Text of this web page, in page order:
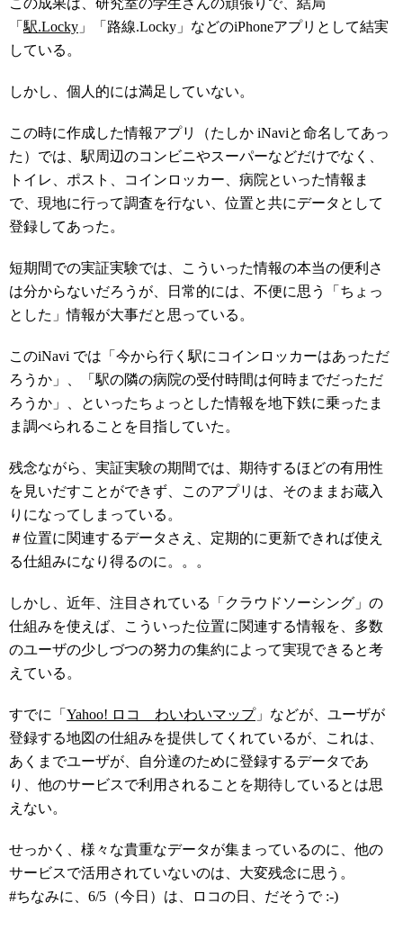
この成果は、研究室の学生さんの頑張りで、結局
「 駅.Locky 」「路線.Locky」などのiPhoneアプリとして結実
している。
しかし、個人的には満足していない。
この時に作成した情報アプリ（たしか iNaviと命名してあっ
た）では、駅周辺のコンビニやスーパーなどだけでなく、
トイレ、ポスト、コインロッカー、病院といった情報ま
で、現地に行って調査を行ない、位置と共にデータとして
登録してあった。
短期間での実証実験では、こういった情報の本当の便利さ
は分からないだろうが、日常的には、不便に思う「ちょっ
とした」情報が大事だと思っている。
このiNavi では「今から行く駅にコインロッカーはあっただ
ろうか」、「駅の隣の病院の受付時間は何時までだっただ
ろうか」、といったちょっとした情報を地下鉄に乗ったま
ま調べられることを目指していた。
残念ながら、実証実験の期間では、期待するほどの有用性
を見いだすことができず、このアプリは、そのままお蔵入
りになってしまっている。
＃位置に関連するデータさえ、定期的に更新できれば使え
る仕組みになり得るのに。。。
しかし、近年、注目されている「クラウドソーシング」の
仕組みを使えば、こういった位置に関連する情報を、多数
のユーザの少しづつの努力の集約によって実現できると考
えている。
すでに「 Yahoo! ロコ わいわいマップ」などが、ユーザが
登録する地図の仕組みを提供してくれているが、これは、
あくまでユーザが、自分達のために登録するデータであ
り、他のサービスで利用されることを期待しているとは思
えない。
せっかく、様々な貴重なデータが集まっているのに、他の
サービスで活用されていないのは、大変残念に思う。
#ちなみに、6/5（今日）は、ロコの日、だそうで :-)